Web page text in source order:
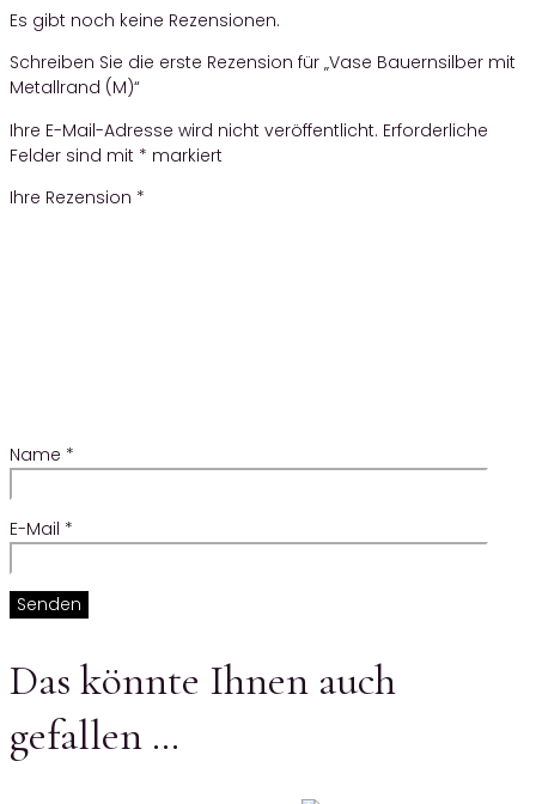
Es gibt noch keine Rezensionen.
Schreiben Sie die erste Rezension für „Vase Bauernsilber mit
Metallrand (M)“
Ihre E-Mail-Adresse wird nicht veröffentlicht. Erforderliche
Felder sind mit * markiert
Ihre Rezension *
Name *
E-Mail *
Das könnte Ihnen auch
gefallen …